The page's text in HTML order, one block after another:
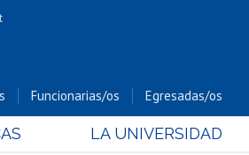
Funcionarias/os Egresadas/os
LA UNIVERSIDAD